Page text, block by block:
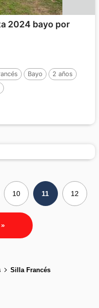
2024 bayo por
Bayo
2 años
10 11 12
»
Silla Francés